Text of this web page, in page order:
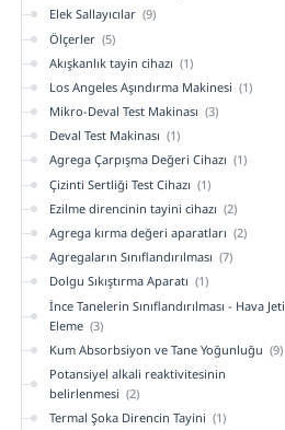
Elek Sallayıcılar (9)
Ölçerler (5)
Akışkanlık tayin cihazı (1)
Los Angeles Aşındırma Makinesi (1)
Mikro-Deval Test Makinası (3)
Deval Test Makinası (1)
Agrega Çarpışma Değeri Cihazı (1)
Çizinti Sertliği Test Cihazı (1)
Ezilme direncinin tayini cihazı (2)
Agrega kırma değeri aparatları (2)
Agregaların Sınıflandırılması (7)
Dolgu Sıkıştırma Aparatı (1)
İnce Tanelerin Sınıflandırılması - Hava Jeti
Eleme (3)
Kum Absorbsiyon ve Tane Yoğunluğu (9)
Potansiyel alkali reaktivitesinin
belirlenmesi (2)
Termal Şoka Direncin Tayini (1)